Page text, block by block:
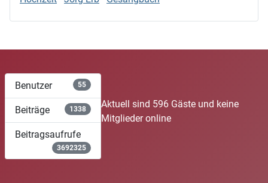
Benutzer 55
Beiträge 1338
Beitragsaufrufe
3692325
Aktuell sind 596 Gäste und keine
Mitglieder online